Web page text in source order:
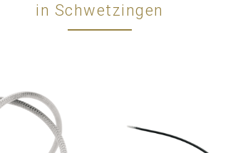
in Schwetzingen